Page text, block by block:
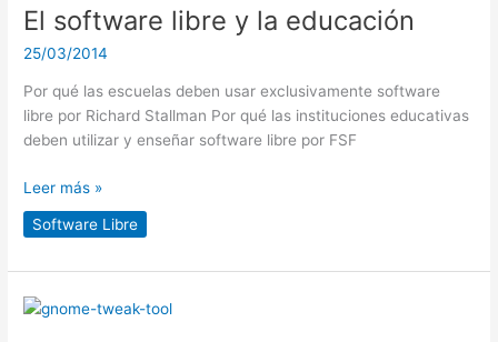
El software libre y la educación
25/03/2014
Por qué las escuelas deben usar exclusivamente software
libre por Richard Stallman Por qué las instituciones educativas
deben utilizar y enseñar software libre por FSF
El
libre
y
la
educación
Leer más »
Software Libre
Personalizar